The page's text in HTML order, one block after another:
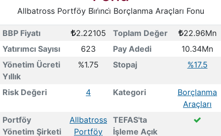
Allbatross Portföy Bi̇ri̇nci̇ Borçlanma Araçları Fonu
BBP Fiyatı 2.22105 Toplam Değer
22.96Mn
Yatırımcı Sayısı
623 Pay Adedi
10.34Mn
Yönetim Ücreti
Yıllık
%1.75 Stopaj %17.5
Risk Değeri 4 Kategori
Borçlanma
Araçları
Portföy
Yönetim Şirketi
Allbatross
Portföy
TEFAS'ta
İşleme Açık